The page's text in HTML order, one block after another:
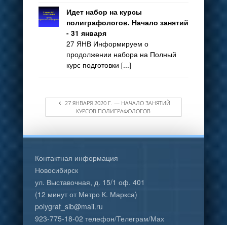
Идет набор на курсы
полиграфологов. Начало занятий
- 31 января
27 ЯНВ Информируем о
продолжении набора на Полный
курс подготовки [...]
27 ЯНВАРЯ 2020 Г. — НАЧАЛО ЗАНЯТИЙ
КУРСОВ ПОЛИГРАФОЛОГОВ
Контактная информация
Новосибирск
ул. Выставочная, д. 15/1 оф. 401
(12 минут от Метро К. Маркса)
polygraf_sib@mail.ru
923-775-18-02 телефон/Телеграм/Мах